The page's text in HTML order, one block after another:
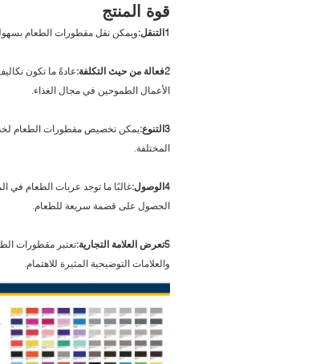
قوة المنتج
1التنقل: ويمكن نقل مقطورات الطعام
2فعالة من حيث التكلفة:
عادةً ما تكون
الأعمال الطموحين في مجال الغذاء.
3التنوع:
يمكن تخصيص مقطورات الطعام لخدمة
المختلفة.
4الوصول:
غالبًا ما توجد عربات الطعام في
الحصول على قضمة سريعة للطعام.
5تعرض العلامة التجارية:
تعتبر مقطورات
والعلامات التوضيحية المثيرة للاهتمام.